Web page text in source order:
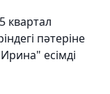
квартал
пәтеріне
есімді